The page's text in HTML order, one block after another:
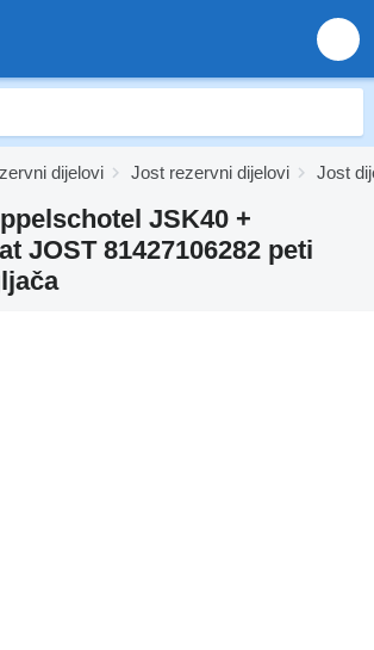
dijelovi Jost rezervni dijelovi Jost
JSK40 +
JOST 81427106282 peti